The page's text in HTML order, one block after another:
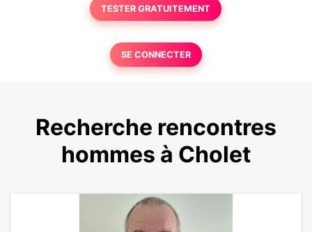
TESTER GRATUITEMENT
SE CONNECTER
Recherche rencontres
hommes à Cholet